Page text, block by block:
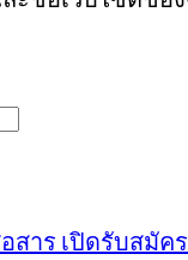
สาร เปิดรับสมัค